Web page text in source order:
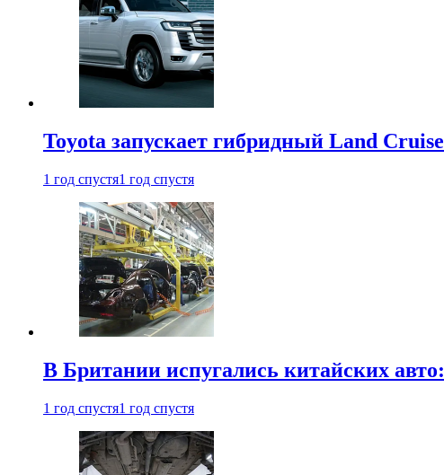
Toyota запускает гибридный Land
1 год спустя1 год спустя
В Британии испугались китайских
1 год спустя1 год спустя